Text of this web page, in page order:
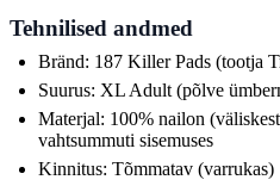
Tehnilised andmed
Bränd: 187 Killer Pads (tootja
Suurus: XL Adult (põlve
Materjal: 100% nailon
vahtsummuti sisemuses
Kinnitus: Tõmmatav (varrukas)